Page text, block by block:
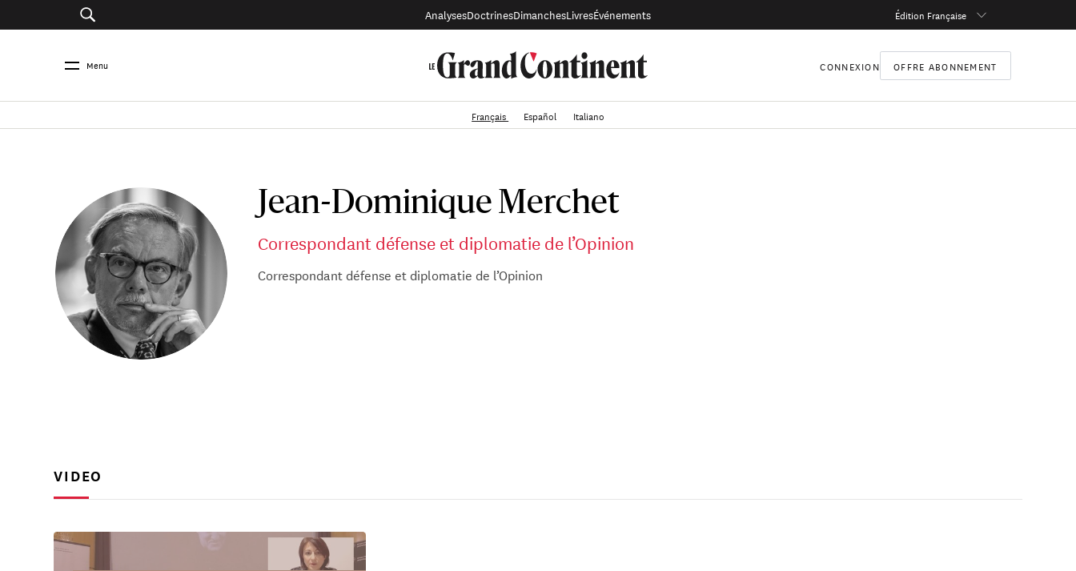
AnalysesDoctrinesDimanchesLivresÉvénements Édition Française
Menu CONNEXION OFFRE ABONNEMENT
Français Español Italiano
Jean-Dominique Merchet
Correspondant défense et diplomatie de l’Opinion
Correspondant défense et diplomatie de l’Opinion
VIDEO